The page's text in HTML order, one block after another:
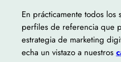
En prácticamente todos los
perfiles de referencia que
estrategia de marketing
echa un vistazo a nuestros